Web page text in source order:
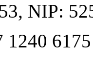
, NIP:
1240